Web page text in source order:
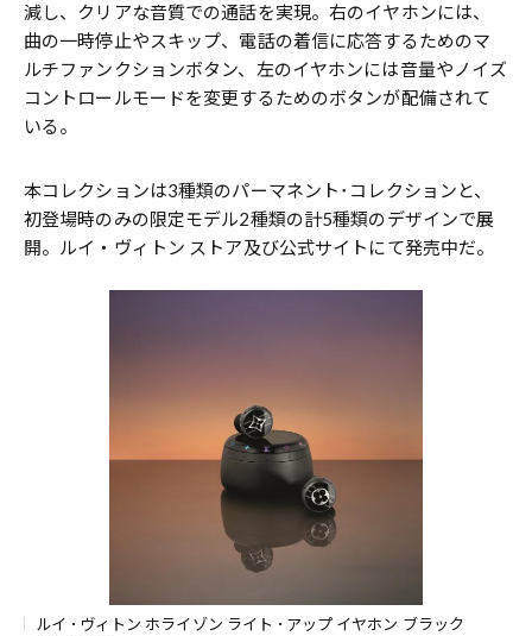
減し、クリアな音質での通話を実現。右のイヤホンには、
曲の一時停止やスキップ、電話の着信に応答するためのマ
ルチファンクションボタン、左のイヤホンには音量やノイズ
コントロールモードを変更するためのボタンが配備されて
いる。
本コレクションは3種類のパーマネント･コレクションと、
初登場時のみの限定モデル2種類の計5種類のデザインで展
開。ルイ・ヴィトン ストア及び公式サイトにて発売中だ。
ルイ ･ヴィトン ホライゾン ライト ･アップ イヤホン ブラック